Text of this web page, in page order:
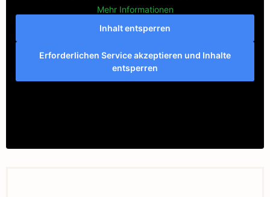
Mehr Informationen
Inhalt entsperren
Erforderlichen Service akzeptieren und Inhalte
entsperren